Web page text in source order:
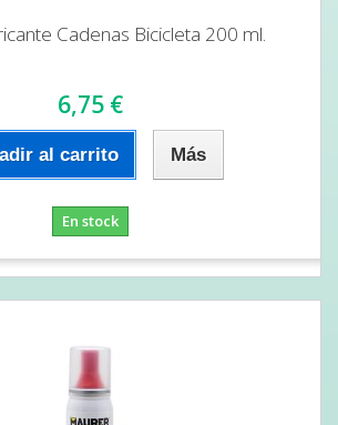
Cadenas Bicicleta 200 ml.
6,75 €
al carrito Más
En stock